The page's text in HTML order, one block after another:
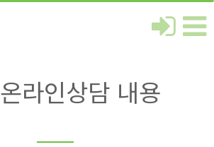
온라인상담 내용